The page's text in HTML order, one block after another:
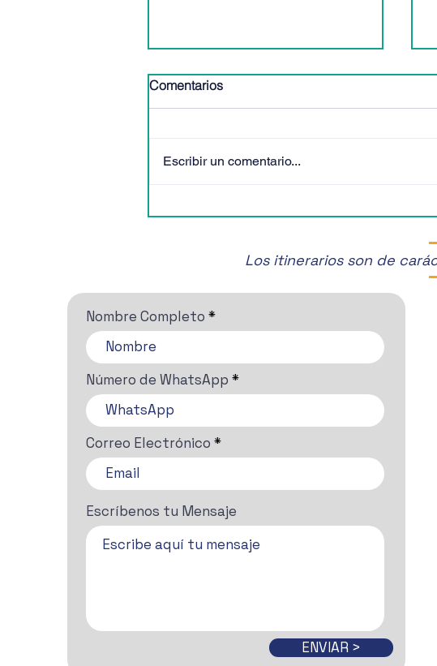
Comentarios
Escribir un comentario...
Los itinerarios son de
Nombre Completo
Número de WhatsApp
Correo Electrónico
Escríbenos tu Mensaje
ENVIAR >